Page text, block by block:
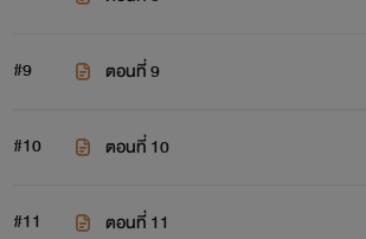
#9 ตอนที่ 9
#10 ตอนที่ 10
#11 ตอนที่ 11